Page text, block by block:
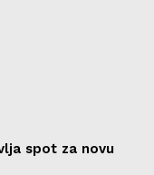
spot za novu